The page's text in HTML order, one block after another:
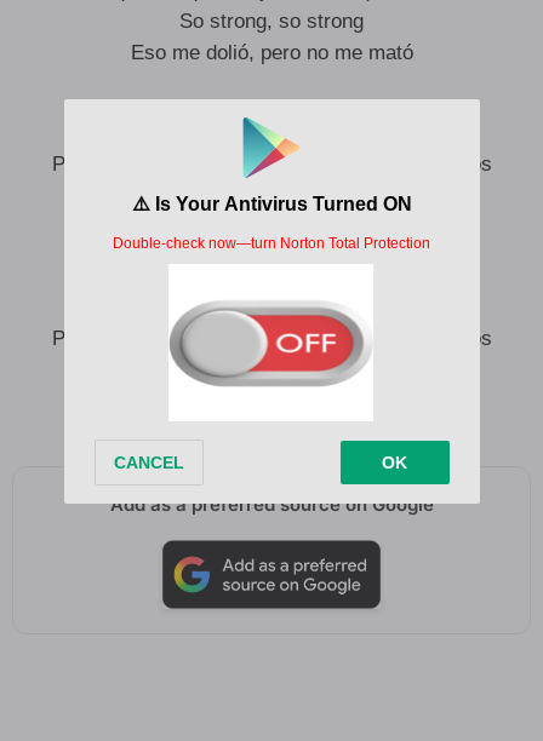
So strong, so strong
Eso me dolió, pero no me mató
Me doy gracias a mí por no haberme rendido
Por no dejar de guerrear por mi mismo y lo míos
Me doy gracias a mí y también a los míos
Me doy gracias a mí por no haberme rendido
Por no dejar de guerrear por mi mismo y lo míos
Me doy gracias a mí y también a los míos
Add as a preferred source on Google